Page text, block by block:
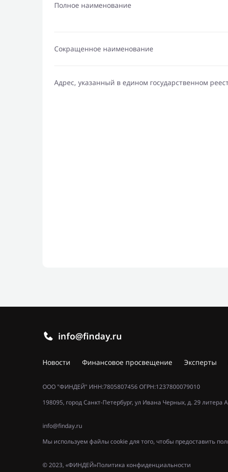
Полное наименование
Сокращенное наименование
Адрес, указанный в едином государственном
info@finday.ru
Новости Финансовое просвещение Эксперты
ООО "ФИНДЕЙ" ИНН:7805807456 ОГРН:1237800079010
198095, город Санкт-Петербург, ул Ивана Черных, д. 29
info@finday.ru
Мы используем файлы cookie для того, чтобы предоставить
Политика конфиденциальности
© 2023, «ФИНДЕЙ»